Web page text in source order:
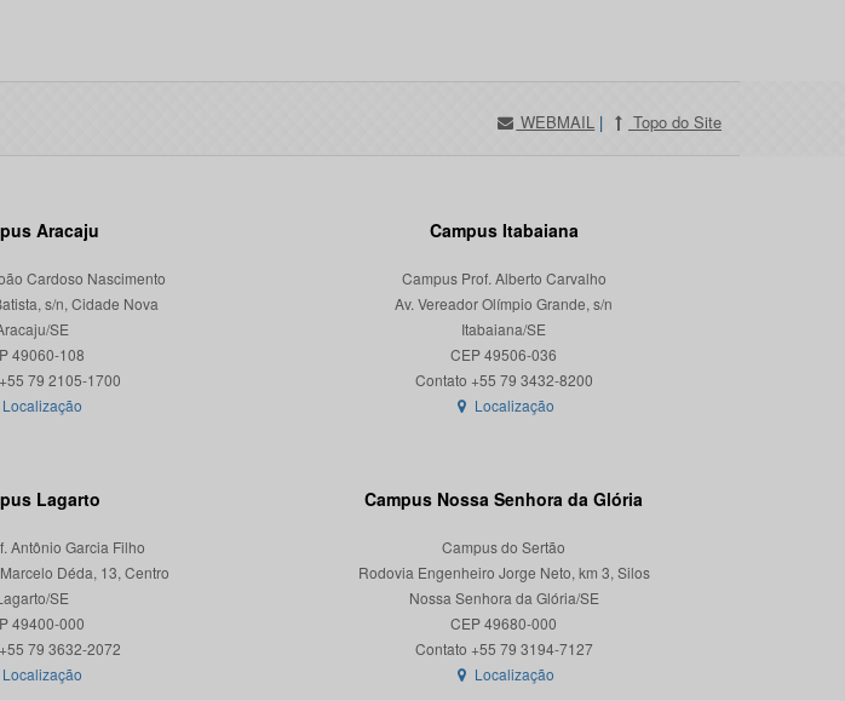
WEBMAIL | Topo do Site
Aracaju
Cardoso Nascimento
s/n, Cidade Nova
SE
49060-108
Localização
Campus Itabaiana
Campus Prof. Alberto Carvalho
Av. Vereador Olímpio Grande, s/n
Itabaiana/SE
CEP 49506-036
Localização
Lagarto
Antônio Garcia Filho
Déda, 13, Centro
SE
49400-000
Localização
Campus Nossa Senhora da Glória
Campus do Sertão
Rodovia Engenheiro Jorge Neto, km 3, Silos
Nossa Senhora da Glória/SE
CEP 49680-000
Contato +55 79 3194-7127
Localização